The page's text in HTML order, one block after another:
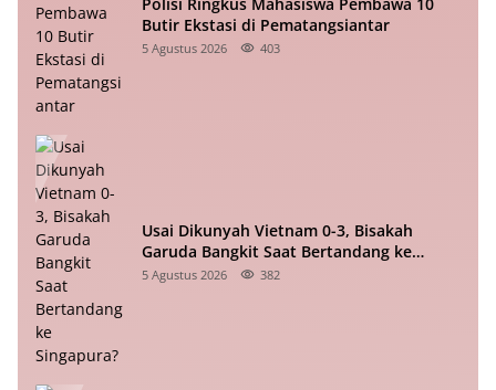
Butir Ekstasi di Pematangsiantar
5 Agustus 2026 403
Usai Dikunyah Vietnam 0-3, Bisakah
Garuda Bangkit Saat Bertandang ke
Singapura?
5 Agustus 2026 382